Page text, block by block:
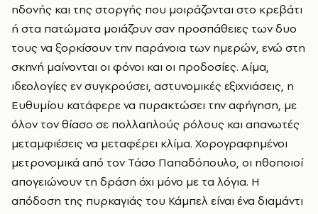
ηδονής και της στοργής που μοιράζονται στο κρεβάτι
ή στα πατώματα μοιάζουν σαν προσπάθειες των δυο
τους να ξορκίσουν την παράνοια των ημερών, ενώ στη
σκηνή μαίνονται οι φόνοι και οι προδοσίες. Αίμα,
ιδεολογίες εν συγκρούσει, αστυνομικές εξιχνιάσεις, η
Ευθυμίου κατάφερε να πυρακτώσει την αφήγηση, με
όλον τον θίασο σε πολλαπλούς ρόλους και απανωτές
μεταμφιέσεις να μεταφέρει κλίμα. Χορογραφημένοι
μετρονομικά από τον Τάσο Παπαδόπουλο, οι ηθοποιοί
απογειώνουν τη δράση όχι μόνο με τα λόγια. Η
απόδοση της πυρκαγιάς του Κάμπελ είναι ένα διαμάντι